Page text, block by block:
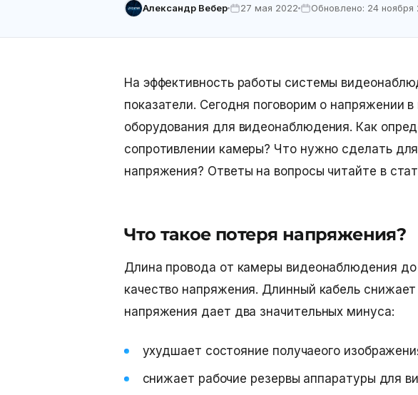
Александр Вебер 27 мая 2022 Обновлено: 24 ноября
На эффективность работы системы
показатели. Сегодня поговорим о напряжении в
оборудования для видеонаблюдения. Как
сопротивлении камеры? Что нужно сделать
напряжения? Ответы на вопросы читайте в
Что такое потеря напряжения?
Длина провода от камеры видеонаблюдения до
качество напряжения. Длинный кабель
напряжения дает два значительных минуса:
ухудшает состояние получаеого
снижает рабочие резервы аппаратуры для